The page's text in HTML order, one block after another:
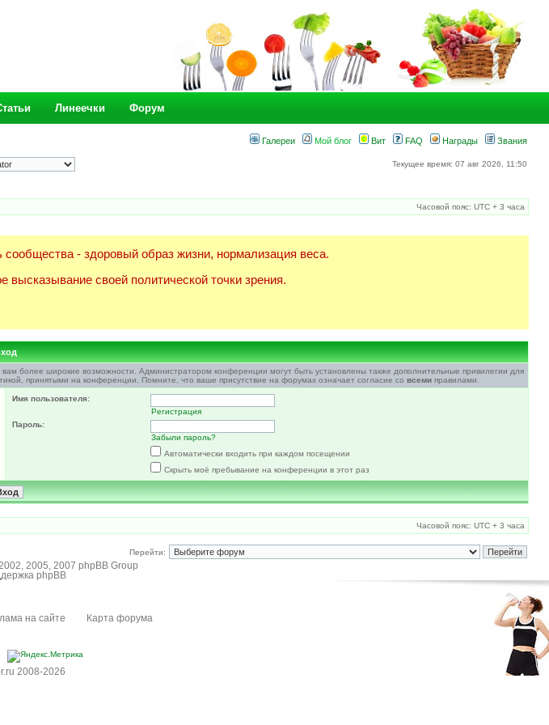
Линеечки Форум
Галереи Мой блог Вит FAQ Награды Звания
Текущее время: 07 авг 2026, 11:50
Часовой пояс: UTC + 3 часа
- здоровый образ жизни, нормализация веса.
своей политической точки зрения.
более широкие возможности. Администратором конференции могут быть установлены также дополнительные привилегии для
принятыми на конференции. Помните, что ваше присутствие на форумах означает согласие со всемиправилами.
Имя пользователя:
Регистрация
Пароль:
Забыли пароль?
Автоматически входить при каждом посещении
Скрыть моё пребывание на конференции в этот раз
Часовой пояс: UTC + 3 часа
Перейти:
2005, 2007 phpBB Group
phpBB
на сайте Карта форума
2008-2026